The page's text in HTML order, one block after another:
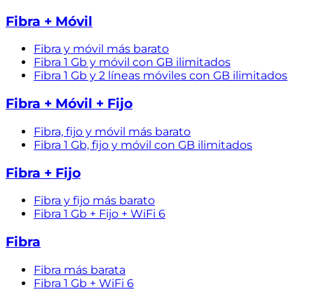
Fibra + Móvil
Fibra y móvil más barato
Fibra 1 Gb y móvil con GB ilimitados
Fibra 1 Gb y 2 líneas móviles con GB ilimitados
Fibra + Móvil + Fijo
Fibra, fijo y móvil más barato
Fibra 1 Gb, fijo y móvil con GB ilimitados
Fibra + Fijo
Fibra y fijo más barato
Fibra 1 Gb + Fijo + WiFi 6
Fibra
Fibra más barata
Fibra 1 Gb + WiFi 6